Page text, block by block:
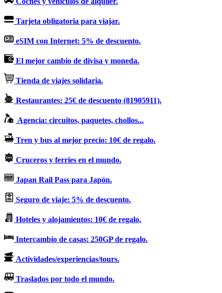
Tarjeta obligatoria para viajar.
eSIM con Internet: 5% de descuento.
El mejor cambio de divisa y moneda.
Tienda de viajes solidaria.
Restaurantes: 25€ de descuento (81905911).
Agencia: circuitos, paquetes, chollos...
Tren y bus al mejor precio: 10€ de regalo.
Cruceros y ferries en el mundo.
Japan Rail Pass para Japón.
Seguro de viaje: 5% de descuento.
Hoteles y alojamientos: 10€ de regalo.
Intercambio de casas: 250GP de regalo.
Actividades/experiencias/tours.
Traslados por todo el mundo.